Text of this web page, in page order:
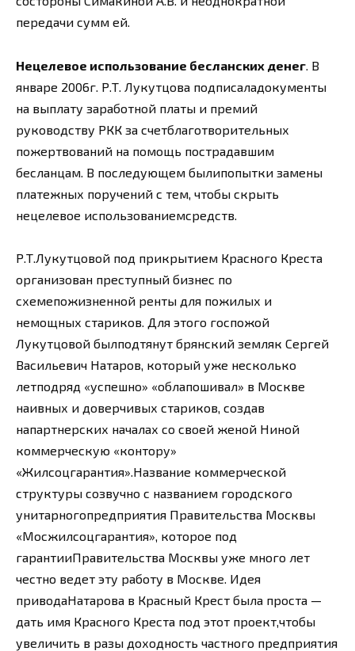
передачи сумм ей.
Нецелевое использование бесланских денег . В
январе 2006г. Р.Т. Лукутцова подписаладокументы
на выплату заработной платы и премий
руководству РКК за счетблаготворительных
пожертвований на помощь пострадавшим
бесланцам. В последующем былипопытки замены
платежных поручений с тем, чтобы скрыть
нецелевое использованиемсредств.
Р.Т.Лукутцовой под прикрытием Красного Креста
организован преступный бизнес по
схемепожизненной ренты для пожилых и
немощных стариков. Для этого госпожой
Лукутцовой былподтянут брянский земляк Сергей
Васильевич Натаров, который уже несколько
летподряд «успешно» «облапошивал» в Москве
наивных и доверчивых стариков, создав
напартнерских началах со своей женой Ниной
коммерческую «контору»
«Жилсоцгарантия».Название коммерческой
структуры созвучно с названием городского
унитарногопредприятия Правительства Москвы
«Мосжилсоцгарантия», которое под
гарантииПравительства Москвы уже много лет
честно ведет эту работу в Москве. Идея
приводаНатарова в Красный Крест была проста —
дать имя Красного Креста под этот проект,чтобы
увеличить в разы доходность частного предприятия